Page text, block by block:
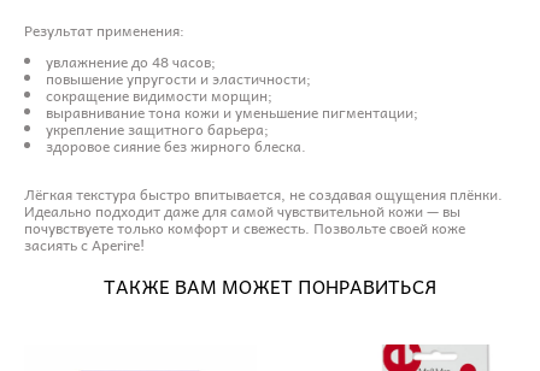
Результат применения:
увлажнение до 48 часов;
повышение упругости и эластичности;
сокращение видимости морщин;
выравнивание тона кожи и уменьшение пигментации;
укрепление защитного барьера;
здоровое сияние без жирного блеска.
Лёгкая текстура быстро впитывается, не создавая ощущения плёнки.
Идеально подходит даже для самой чувствительной кожи — вы
почувствуете только комфорт и свежесть. Позвольте своей коже
засиять с Aperire!
ТАКЖЕ ВАМ МОЖЕТ ПОНРАВИТЬСЯ